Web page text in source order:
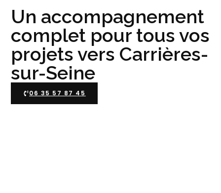
Un accompagnement
complet pour tous vos
projets vers Carrières-
sur-Seine
06 35 57 87 45